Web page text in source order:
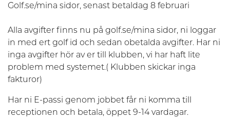
Golf.se/mina sidor, senast betaldag 8 februari
Alla avgifter finns nu på golf.se/mina sidor, ni loggar
in med ert golf id och sedan obetalda avgifter. Har ni
inga avgifter hör av er till klubben, vi har haft lite
problem med systemet.( Klubben skickar inga
fakturor)
Har ni E-passi genom jobbet får ni komma till
receptionen och betala, öppet 9-14 vardagar.